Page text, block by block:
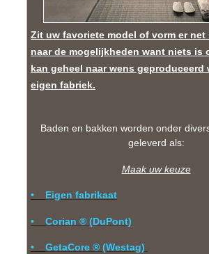
Zit uw favoriete model of vorm er net
naar de mogelijkheden want niets is
kan geheel naar wens geproduceerd
eigen fabriek.
Baden en bakken worden onder
geleverd als:
Maak uw keuze
• Eigen fabrikaat
• Corian ® (DuPont)
• GetaCore ® (Westag)